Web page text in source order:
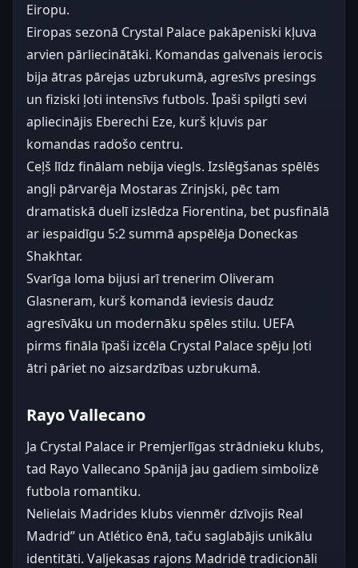
Eiropu.
Eiropas sezonā Crystal Palace pakāpeniski kļuva
arvien pārliecinātāki. Komandas galvenais ierocis
bija ātras pārejas uzbrukumā, agresīvs presings
un fiziski ļoti intensīvs futbols. Īpaši spilgti sevi
apliecinājis Eberechi Eze, kurš kļuvis par
komandas radošo centru.
Ceļš līdz finālam nebija viegls. Izslēgšanas spēlēs
angļi pārvarēja Mostaras Zrinjski, pēc tam
dramatiskā duelī izslēdza Fiorentina, bet pusfinālā
ar iespaidīgu 5:2 summā apspēlēja Doneckas
Shakhtar.
Svarīga loma bijusi arī trenerim Oliveram
Glasneram, kurš komandā ieviesis daudz
agresīvāku un modernāku spēles stilu. UEFA
pirms fināla īpaši izcēla Crystal Palace spēju ļoti
ātri pāriet no aizsardzības uzbrukumā.
Rayo Vallecano
Ja Crystal Palace ir Premjerlīgas strādnieku klubs,
tad Rayo Vallecano Spānijā jau gadiem simbolizē
futbola romantiku.
Nelielais Madrides klubs vienmēr dzīvojis Real
Madrid” un Atlético ēnā, taču saglabājis unikālu
identitāti. Valjekasas rajons Madridē tradicionāli